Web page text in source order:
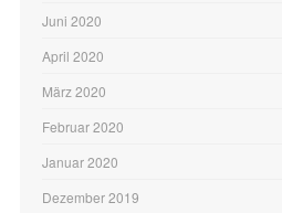
Juni 2020
April 2020
März 2020
Februar 2020
Januar 2020
Dezember 2019